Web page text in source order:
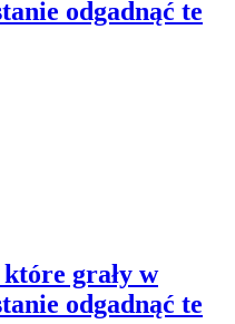
odgadnąć te
grały w
odgadnąć te